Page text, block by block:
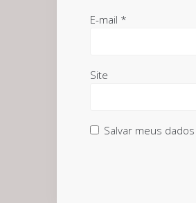
E-mail *
Site
Salvar meus